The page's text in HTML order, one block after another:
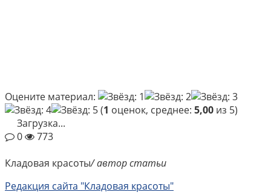
Оцените материал:
(1 оценок, среднее: 5,00 из 5)
Загрузка...
0
773
Кладовая красоты/ автор статьи
Редакция сайта "Кладовая красоты"